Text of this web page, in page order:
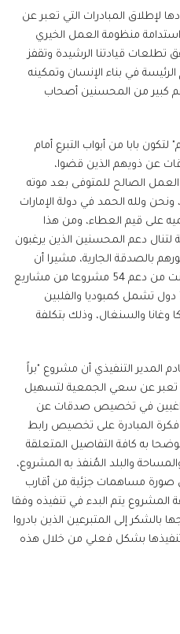
لإطلاق المبادرات التي تعبر عن
استدامة منظومة العمل الخيري
تطلعات قيادتنا الرشيدة وتقفز
في بناء الإنسان وتمكينه
كبير من المحسنين أصحاب
بابا من أبواب التبرع أمام
عن ذويهم الذين قضوا،
الصالح للمتوفى بعد موته
ولله الحمد في دولة الإمارات
على قيم العطاء، ومن هذا
لتنال دعم المحسنين الذين يرغبون
بالصدقة الجارية، مشيرا أن
المبادرة بفضل دعم المتبرعين تمكنت من دعم 54 مشروعا من مشاريع
المساجد والآبار المقرر تنفيذها في 7 دول تشمل كمبوديا والفلبين
وغانا والسنغال، وذلك بتكلفة
المدير التنفيذي أن مشروع "براً
تعبر عن سعي الجمعية لتسهيل
في تخصيص صدقات عن
فكرة المبادرة على تخصيص رابط
به كافة التفاصيل المتعلقة
والبلد المُنفذ به المشروع،
صورة مساهمات جزئية من أقارب
المشروع يتم البدء في تنفيذه وفقا
بالشكر إلى المتبرعين الذين بادروا
تنفيذها بشكل فعلي من خلال هذه